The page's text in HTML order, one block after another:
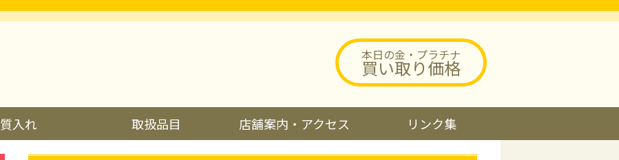
本日の金・プラチナ
買い取り価格
質入れ 取扱品目 店舗案内・アクセス リンク集